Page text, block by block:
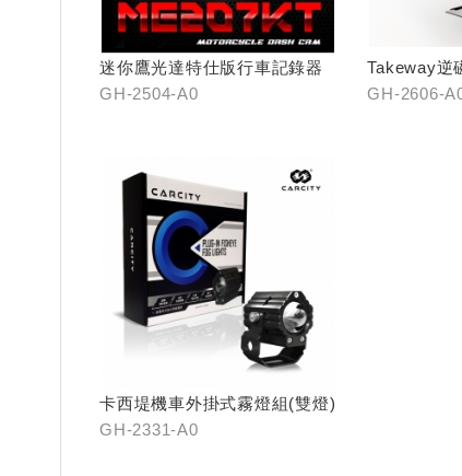
迷你鷹光達特仕版行車記錄器
GH-2504-A0
Takeway逆
GH-2606-
卡西堤機車外掛式霧燈組(雙燈)
GH-2331-A0